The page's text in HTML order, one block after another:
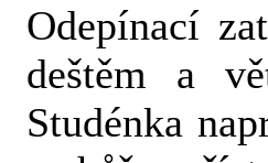
Odepínací
deštěm a
Studénka